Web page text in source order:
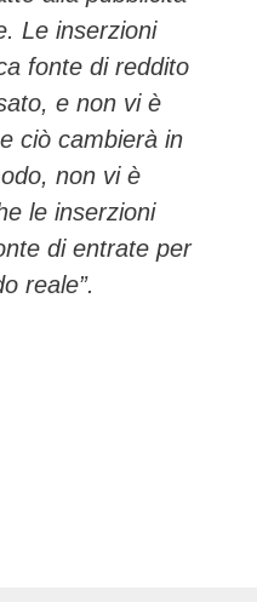
Le inserzioni
fonte di reddito
e non vi è
ciò cambierà in
non vi è
le inserzioni
di entrate per
reale”.